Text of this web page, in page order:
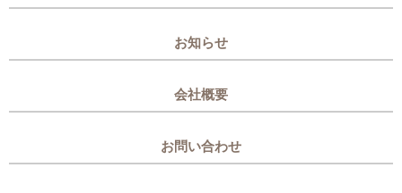
お知らせ
会社概要
お問い合わせ